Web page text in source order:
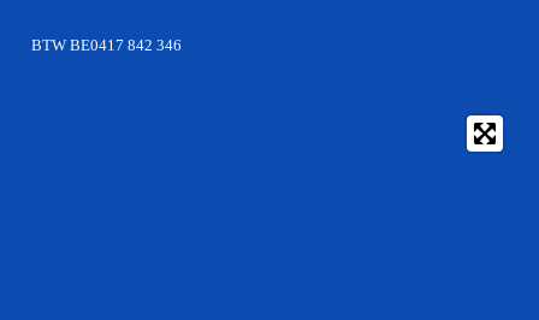
BTW BE0417 842 346